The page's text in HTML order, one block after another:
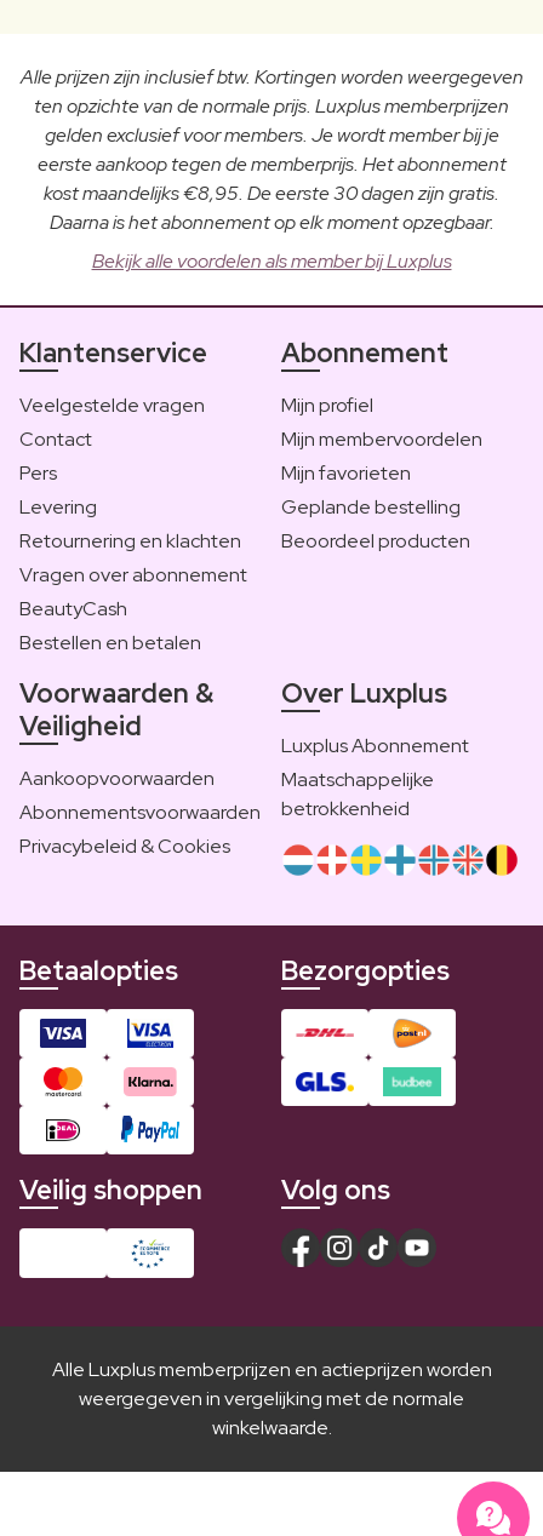
Alle prijzen zijn inclusief btw. Kortingen worden weergegeven
ten opzichte van de normale prijs. Luxplus memberprijzen
gelden exclusief voor members. Je wordt member bij je
eerste aankoop tegen de memberprijs. Het abonnement
kost maandelijks €8,95. De eerste 30 dagen zijn gratis.
Daarna is het abonnement op elk moment opzegbaar.
Bekijk alle voordelen als member bij Luxplus
Klantenservice
Veelgestelde vragen
Contact
Pers
Levering
Retournering en klachten
Vragen over abonnement
BeautyCash
Bestellen en betalen
Abonnement
Mijn profiel
Mijn membervoordelen
Mijn favorieten
Geplande bestelling
Beoordeel producten
Voorwaarden &
Veiligheid
Aankoopvoorwaarden
Abonnementsvoorwaarden
Privacybeleid & Cookies
Over Luxplus
Luxplus Abonnement
Maatschappelijke
betrokkenheid
Betaalopties Bezorgopties
Veilig shoppen Volg ons
Alle Luxplus memberprijzen en actieprijzen worden
weergegeven in vergelijking met de normale
winkelwaarde.